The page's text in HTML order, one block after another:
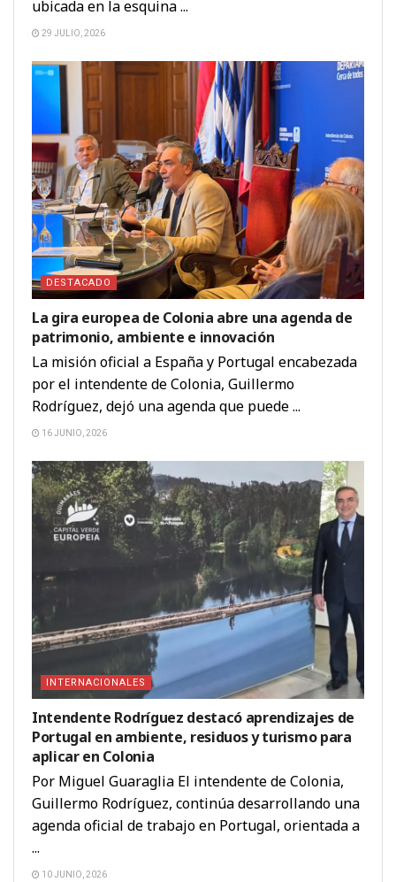
ubicada en la esquina ...
29 JULIO, 2026
DESTACADO
La gira europea de Colonia abre una agenda de
patrimonio, ambiente e innovación
La misión oficial a España y Portugal encabezada
por el intendente de Colonia, Guillermo
Rodríguez, dejó una agenda que puede ...
16 JUNIO, 2026
INTERNACIONALES
Intendente Rodríguez destacó aprendizajes de
Portugal en ambiente, residuos y turismo para
aplicar en Colonia
Por Miguel Guaraglia El intendente de Colonia,
Guillermo Rodríguez, continúa desarrollando una
agenda oficial de trabajo en Portugal, orientada a
...
10 JUNIO, 2026